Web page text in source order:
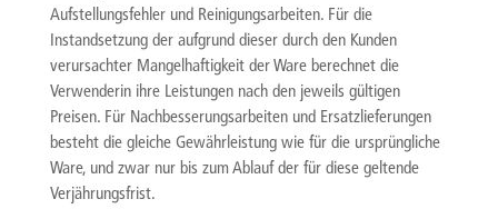
Aufstellungsfehler und Reinigungsarbeiten. Für die
Instandsetzung der aufgrund dieser durch den Kunden
verursachter Mangelhaftigkeit der Ware berechnet die
Verwenderin ihre Leistungen nach den jeweils gültigen
Preisen. Für Nachbesserungsarbeiten und Ersatzlieferungen
besteht die gleiche Gewährleistung wie für die ursprüngliche
Ware, und zwar nur bis zum Ablauf der für diese geltende
Verjährungsfrist.